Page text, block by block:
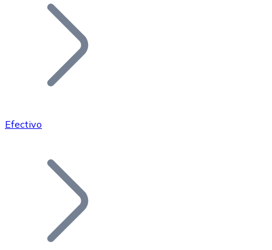
Añade tu proyecto a nuestro ecosistema.
Bitcoin
Efectivo